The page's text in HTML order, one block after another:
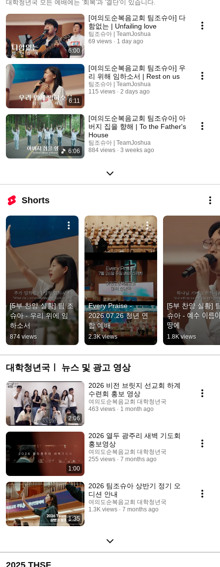
대학청년국 모든 예배에는 '회복'과 '결단'이 있습니다.
6:00
[여의도순복음교회 팀조슈아] 다
함없는 | Unfailing love
팀조슈아 | TeamJoshua
69 views
1 day ago
6:11
[여의도순복음교회 팀조슈아] 우
리 위해 임하소서 | Rest on us
팀조슈아 | TeamJoshua
115 views
2 days ago
6:06
[여의도순복음교회 팀조슈아] 아
버지 집을 향해 | To the Father's
House
팀조슈아 | TeamJoshua
884 views
3 weeks ago
Shorts
[5부 찬양 실황] 팀 조
슈아 - 우리 위에 임
하소서
874 views
Every Praise -
2026.07.26 청년 연
합 예배
2.3K views
[5부 찬양 실황]
슈아 - 예수
땅에
1.8K views
대학청년국ㅣ 뉴스 및 광고 영상
2:06
2026 비전 브릿지 선교회 하계
수련회 홍보 영상
여의도순복음교회 대학청년국
463 views
1 month ago
1:00
2026 열두 광주리 새벽 기도회
홍보영상
여의도순복음교회 대학청년국
255 views
7 months ago
1:35
2026 팀조슈아 상반기 정기 오
디션 안내
여의도순복음교회 대학청년국
1.3K views
7 months ago
2025 THSF